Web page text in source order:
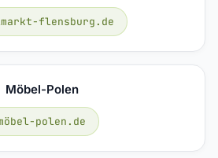
flensburg.de
Möbel-Polen
polen.de